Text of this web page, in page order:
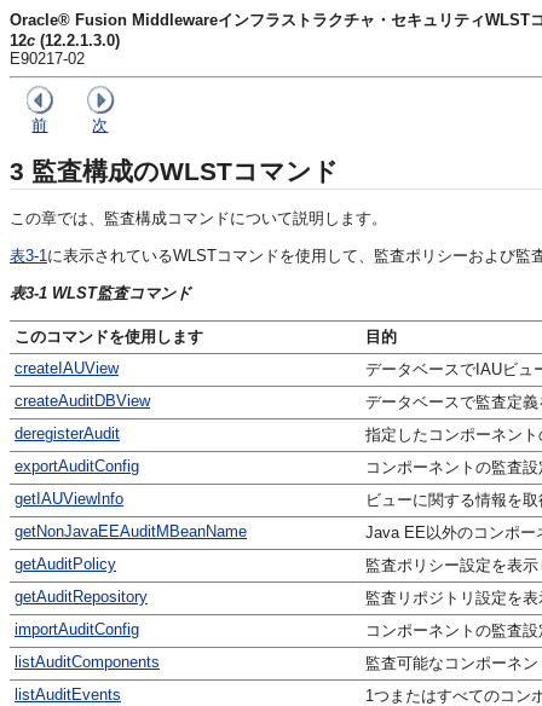
Oracle® Fusion Middlewareインフラストラクチャ・セキュリティWLST
12c (12.2.1.3.0)
E90217-02
前 次
3 監査構成のWLSTコマンド
この章では、監査構成コマンドについて説明します。
表3-1 に表示されているWLSTコマンドを使用して、監査ポリシーおよび監
表3-1 WLST監査コマンド
このコマンドを使用します
目的
createIAUView
データベースでIAUビュ
createAuditDBView
データベースで監査定
deregisterAudit
指定したコンポーネン
exportAuditConfig
コンポーネントの監査
getIAUViewInfo
ビューに関する情報を
getNonJavaEEAuditMBeanName
Java EE以外のコンポー
getAuditPolicy
監査ポリシー設定を表
getAuditRepository
監査リポジトリ設定を
importAuditConfig
コンポーネントの監査
listAuditComponents
監査可能なコンポーネ
listAuditEvents
1つまたはすべてのコン